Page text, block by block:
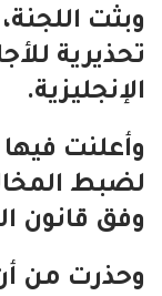
وبثت
تحذيرية
الإنجليزية.
وأعلنت
لضبط
وفق قانون
وحذرت من